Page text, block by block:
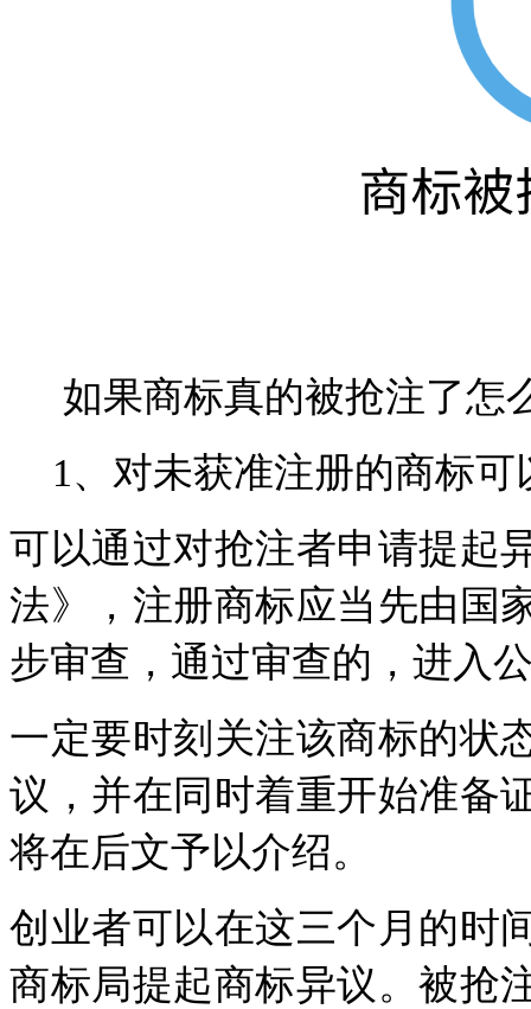
如果商标真的被抢注了怎
1、对未获准注册的商标可
可以通过对抢注者申请提起
法》，注册商标应当先由国
步审查，通过审查的，进入
一定要时刻关注该商标的状
议，并在同时着重开始准备
将在后文予以介绍。
创业者可以在这三个月的时
商标局提起商标异议。被抢